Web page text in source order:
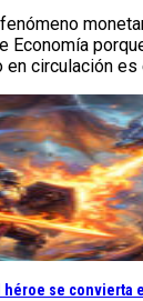
Economía
circulación es
héroe se convierta